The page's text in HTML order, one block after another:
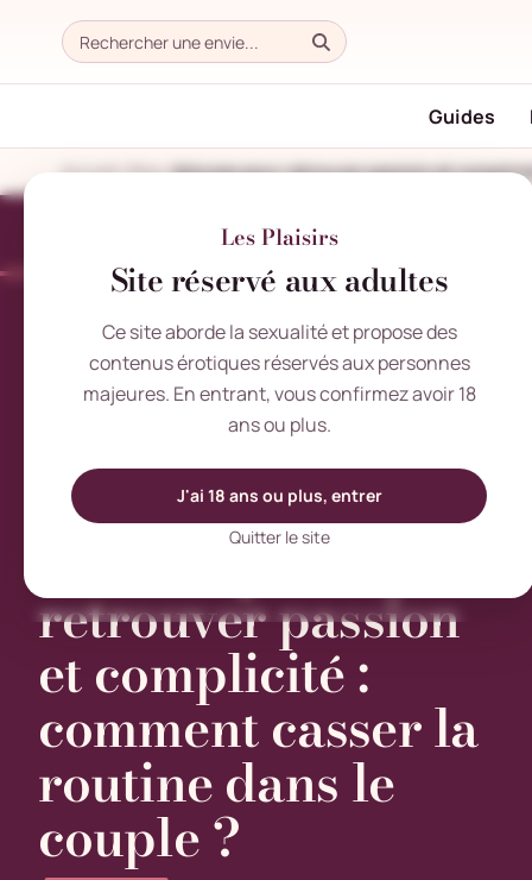
Guides
Les Plaisirs
Site réservé aux adultes
Ce site aborde la sexualité et propose des
contenus érotiques réservés aux personnes
majeures. En entrant, vous confirmez avoir 18
ans ou plus.
J'ai 18 ans ou plus, entrer
Quitter le site
Accueil Blog
SAMEDI 5 JUILLET 2025
Astuces pour
retrouver passion
et complicité :
comment casser la
routine dans le
couple ?